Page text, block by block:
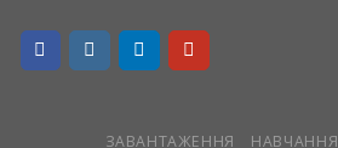
ЗАВАНТАЖЕННЯ НАВЧАННЯ